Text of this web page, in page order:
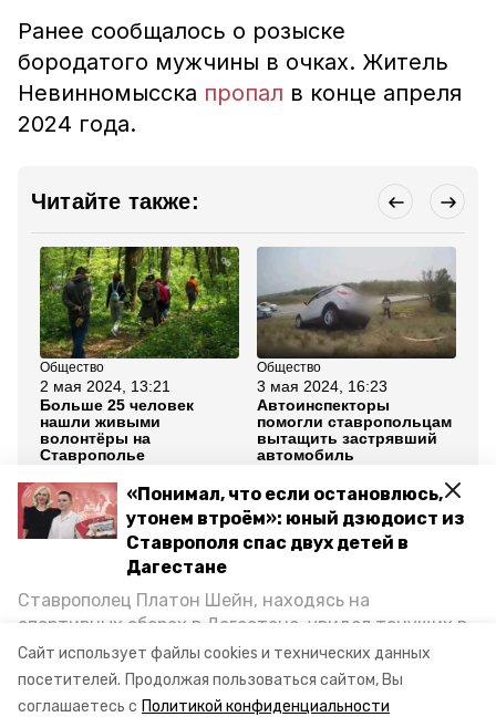
Сайт использует файлы cookies и технических данных
посетителей. Продолжая пользоваться сайтом, Вы
соглашаетесь с Политикой конфиденциальности
«Понимал, что если остановлюсь,
утонем втроём»: юный дзюдоист из
Ставрополя спас двух детей в
Дагестане
Ставрополец Платон Шейн, находясь на
спортивных сборах в Дегестане, увидел тонущих в
Каспийском море детей и бросился на помощь. По
возвращении домой, отважного мальчика
пригласили в министерство образования края и
Ранее сообщалось о розыске
бородатого мужчины в очках. Житель
Невинномысска пропал в конце апреля
2024 года.
Читайте также:
Общество
2 мая 2024, 13:21
Больше 25 человек
нашли живыми
волонтёры на
Ставрополье
Общество
3 мая 2024, 16:23
Автоинспекторы
помогли ставропольцам
вытащить застрявший
автомобиль
Все новости
пропал пенсионер
александровский округ псо лизаалерт
ставропольский край